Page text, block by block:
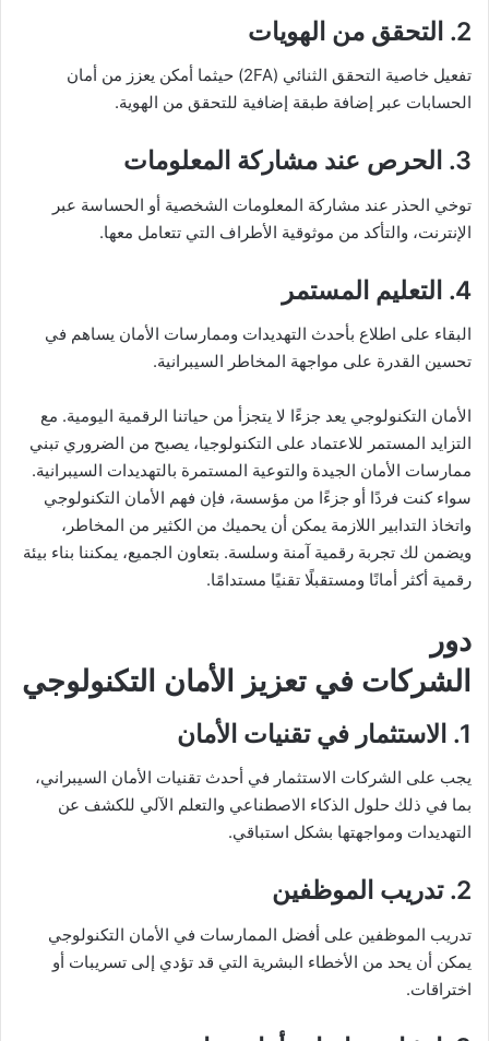
2. التحقق من الهويات
تفعيل خاصية التحقق الثنائي (2FA) حيثما أمكن يعزز من أمان
الحسابات عبر إضافة طبقة إضافية للتحقق من الهوية.
3. الحرص عند مشاركة المعلومات
توخي الحذر عند مشاركة المعلومات الشخصية أو الحساسة عبر
الإنترنت، والتأكد من موثوقية الأطراف التي تتعامل معها.
4. التعليم المستمر
البقاء على اطلاع بأحدث التهديدات وممارسات الأمان يساهم في
تحسين القدرة على مواجهة المخاطر السيبرانية.
الأمان التكنولوجي يعد جزءًا لا يتجزأ من حياتنا الرقمية اليومية. مع
التزايد المستمر للاعتماد على التكنولوجيا، يصبح من الضروري تبني
ممارسات الأمان الجيدة والتوعية المستمرة بالتهديدات السيبرانية.
سواء كنت فردًا أو جزءًا من مؤسسة، فإن فهم الأمان التكنولوجي
واتخاذ التدابير اللازمة يمكن أن يحميك من الكثير من المخاطر،
ويضمن لك تجربة رقمية آمنة وسلسة. بتعاون الجميع، يمكننا بناء بيئة
رقمية أكثر أمانًا ومستقبلًا تقنيًا مستدامًا.
دور
الشركات في تعزيز الأمان التكنولوجي
1. الاستثمار في تقنيات الأمان
يجب على الشركات الاستثمار في أحدث تقنيات الأمان السيبراني،
بما في ذلك حلول الذكاء الاصطناعي والتعلم الآلي للكشف عن
التهديدات ومواجهتها بشكل استباقي.
2. تدريب الموظفين
تدريب الموظفين على أفضل الممارسات في الأمان التكنولوجي
يمكن أن يحد من الأخطاء البشرية التي قد تؤدي إلى تسريبات أو
اختراقات.